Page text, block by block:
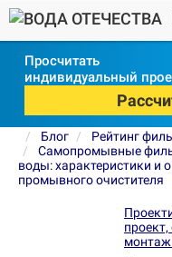
Просчитать
индивидуальный
Блог
Рейтинг
Самопромывные
воды: характеристики и
промывного очистителя
монтаж